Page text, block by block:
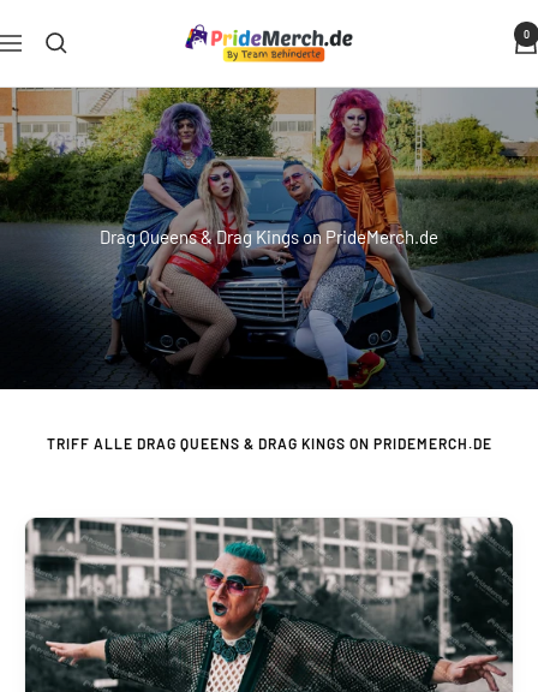
zum
Navigation
PrideMerch.de
Team
Behinderte
im
Queer
Cities
e.V.
0
Drag Queens & Drag Kings on PrideMerch.de
TRIFF ALLE DRAG QUEENS & DRAG KINGS ON PRIDEMERCH.DE